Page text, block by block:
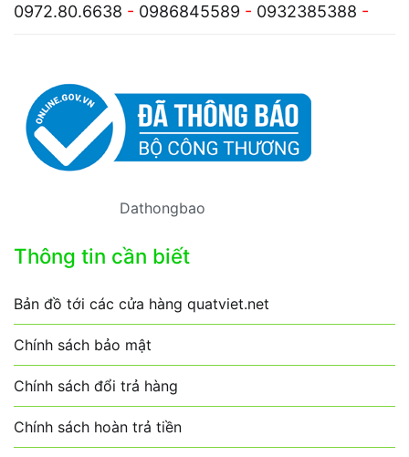
0972.80.6638 - 0986845589 - 0932385388 -
Dathongbao
Thông tin cần biết
Bản đồ tới các cửa hàng quatviet.net
Chính sách bảo mật
Chính sách đổi trả hàng
Chính sách hoàn trả tiền